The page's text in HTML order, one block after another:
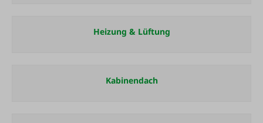
Heizung & Lüftung
Kabinendach